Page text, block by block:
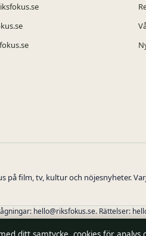
på film, tv, kultur och nöjesnyheter.
hello@riksfokus.se. Rättelser: